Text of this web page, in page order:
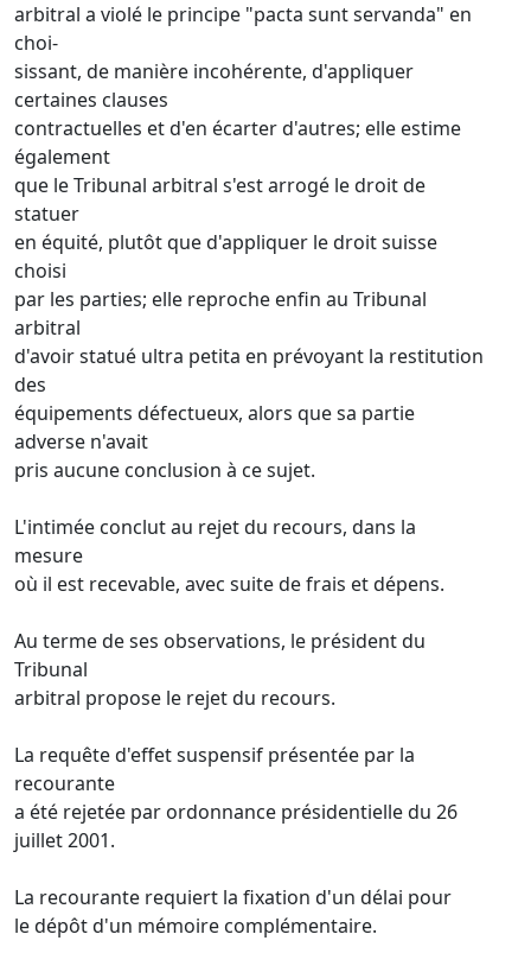
arbitral a violé le principe "pacta sunt servanda" en
choi-
sissant, de manière incohérente, d'appliquer
certaines clauses
contractuelles et d'en écarter d'autres; elle estime
également
que le Tribunal arbitral s'est arrogé le droit de
statuer
en équité, plutôt que d'appliquer le droit suisse
choisi
par les parties; elle reproche enfin au Tribunal
arbitral
d'avoir statué ultra petita en prévoyant la restitution
des
équipements défectueux, alors que sa partie
adverse n'avait
pris aucune conclusion à ce sujet.
L'intimée conclut au rejet du recours, dans la
mesure
où il est recevable, avec suite de frais et dépens.
Au terme de ses observations, le président du
Tribunal
arbitral propose le rejet du recours.
La requête d'effet suspensif présentée par la
recourante
a été rejetée par ordonnance présidentielle du 26
juillet 2001.
La recourante requiert la fixation d'un délai pour
le dépôt d'un mémoire complémentaire.